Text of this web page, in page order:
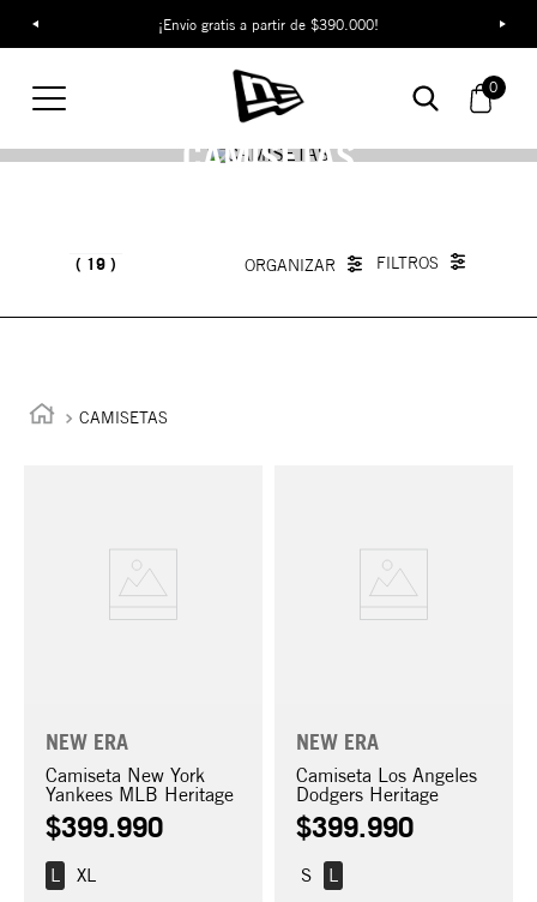
¡Envío gratis a partir de $390.000!
0
CAMISETAS
19
CAMISETAS
NEW ERA
Camiseta New York
Yankees MLB Heritage
$399.990
L XL
NEW ERA
Camiseta Los Angeles
Dodgers Heritage
$399.990
L
S